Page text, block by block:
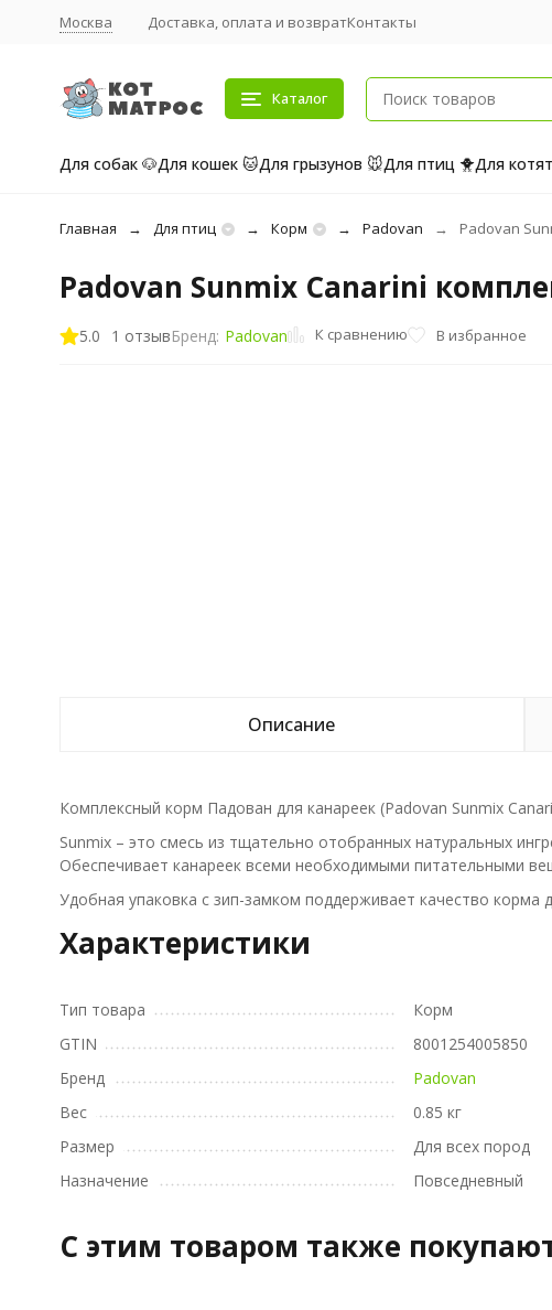
Москва Доставка, оплата и возвратКонтакты
Каталог
Для собак 🐶Для кошек 🐱Для грызунов 🐭Для птиц 🐥Для
Главная Для птиц Корм Padovan Padovan
Padovan Sunmix Canarini
5.0 1 отзывБренд: Padovan К сравнению В избранное
Описание
Комплексный корм Падован для канареек (Padovan Sunmix
Sunmix – это смесь из тщательно отобранных натуральных
Обеспечивает канареек всеми необходимыми питательными
Удобная упаковка с зип-замком поддерживает качество корма
Характеристики
Тип товара
Корм
GTIN
8001254005850
Бренд
Padovan
Вес
0.85 кг
Размер
Для всех пород
Назначение
Повседневный
C этим товаром также